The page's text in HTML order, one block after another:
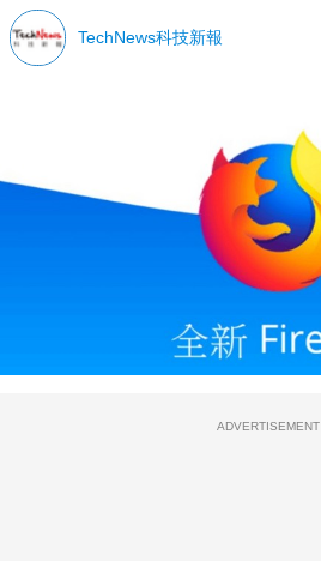
TechNews科技新報
ADVERTISEMENT